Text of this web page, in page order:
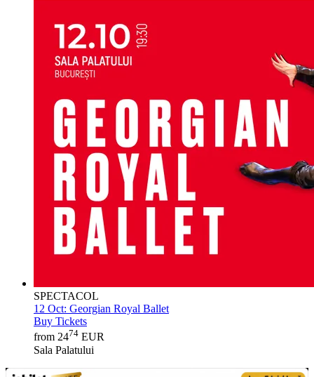
SPECTACOL
12 Oct: Georgian Royal Ballet
Buy Tickets
from 2474 EUR
Sala Palatului